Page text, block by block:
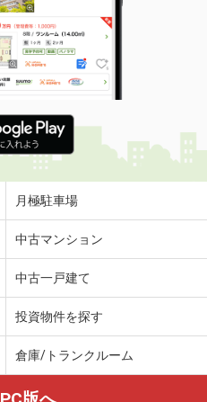
月極駐車場
中古マンション
中古一戸建て
投資物件を探す
倉庫/トランクルーム